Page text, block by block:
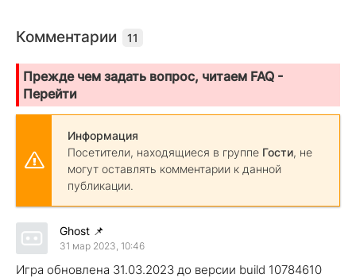
Комментарии 11
Прежде чем задать вопрос, читаем FAQ -
Перейти
Информация
Посетители, находящиеся в группе Гости, не
могут оставлять комментарии к данной
публикации.
Ghost 📌
31 мар 2023, 10:46
Игра обновлена 31.03.2023 до версии build 10784610